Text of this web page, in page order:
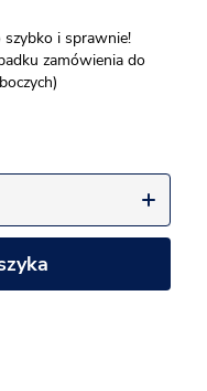
i sprawnie!
zamówienia do